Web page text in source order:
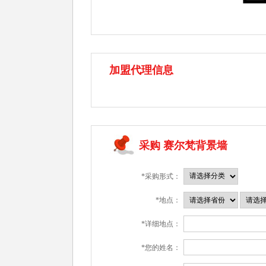
加盟代理信息
采购 赛尔梵背景墙
*采购形式：
*地点：
*详细地点：
*您的姓名：